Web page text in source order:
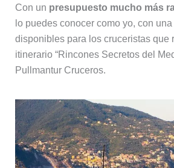
Con un presupuesto mucho más
lo puedes conocer como yo, con
disponibles para los cruceristas que
itinerario “Rincones Secretos del
Pullmantur Cruceros.